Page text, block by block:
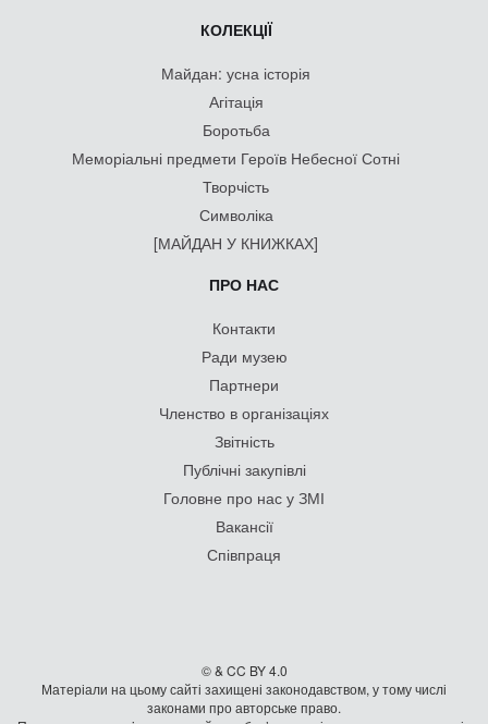
КОЛЕКЦІЇ
Майдан: усна історія
Агітація
Боротьба
Меморіальні предмети Героїв Небесної Сотні
Творчість
Символіка
[МАЙДАН У КНИЖКАХ]
ПРО НАС
Контакти
Ради музею
Партнери
Членство в організаціях
Звітність
Публічні закупівлі
Головне про нас у ЗМІ
Вакансії
Співпраця
© & CC BY 4.0
Матеріали на цьому сайті захищені законодавством, у тому числі
законами про авторське право.